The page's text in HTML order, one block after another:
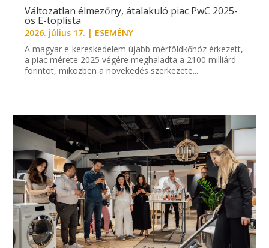
Változatlan élmezőny, átalakuló piac PwC 2025-
ös E-toplista
2026. július 17. | ESEMÉNY
A magyar e-kereskedelem újabb mérföldkőhöz érkezett,
a piac mérete 2025 végére meghaladta a 2100 milliárd
forintot, miközben a növekedés szerkezete...